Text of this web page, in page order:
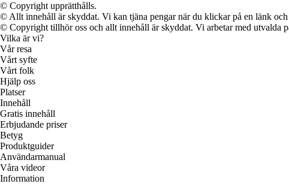
© Copyright upprätthålls.
© Allt innehåll är skyddat. Vi kan tjäna pengar när du klickar på en länk
© Copyright tillhör oss och allt innehåll är skyddat. Vi arbetar med utvalda
Vilka är vi?
Vår resa
Vårt syfte
Vårt folk
Hjälp oss
Platser
Innehåll
Gratis innehåll
Erbjudande priser
Betyg
Produktguider
Användarmanual
Våra videor
Information